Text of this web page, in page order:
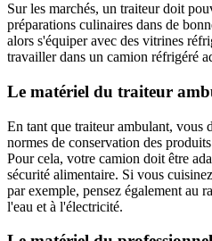
Sur les marchés, un traiteur doit
préparations culinaires dans de
alors s'équiper avec des vitrines
travailler dans un camion réfrigéré
Le matériel du traiteur
En tant que traiteur ambulant, vous
normes de conservation des
Pour cela, votre camion doit être
sécurité alimentaire. Si vous
par exemple, pensez également au
l'eau et à l'électricité.